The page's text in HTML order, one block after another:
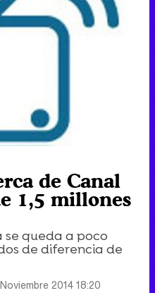
de Canal
1,5 millones
se queda a poco
de diferencia de
2014 18:20